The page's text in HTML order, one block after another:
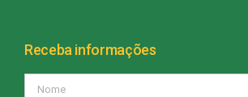
Receba informações